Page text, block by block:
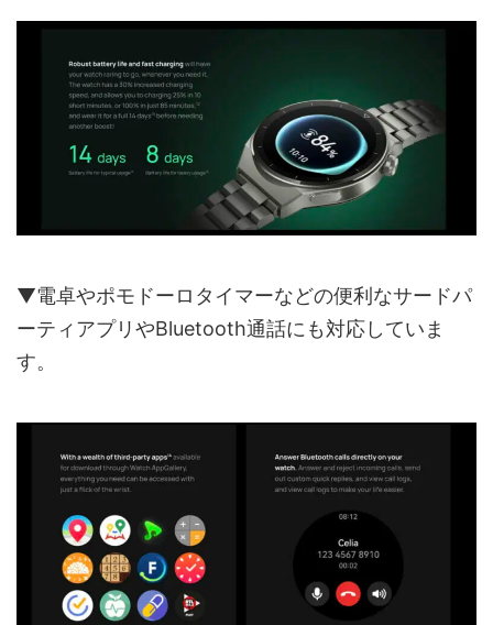
▼電卓やポモドーロタイマーなどの便利なサードパ
ーティアプリやBluetooth通話にも対応していま
す。